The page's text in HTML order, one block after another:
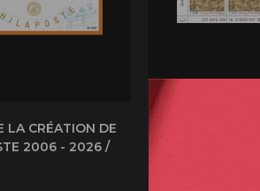
LA CRÉATION DE
2006 - 2026 /
20 ANS DE LA
PHILAPOSTE
GROTTE DE
DERNIER